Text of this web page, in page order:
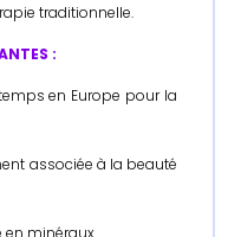
traditionnelle.
:
en Europe pour la
associée à la beauté